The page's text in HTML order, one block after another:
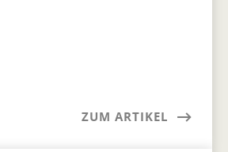
ZUM ARTIKEL